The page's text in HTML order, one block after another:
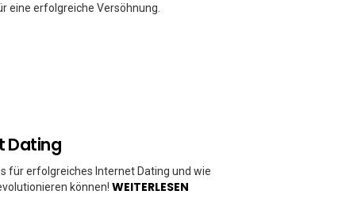
eine erfolgreiche Versöhnung.
Dating
für erfolgreiches Internet Dating und wie
können! WEITERLESEN